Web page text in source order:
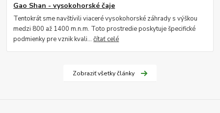
Gao Shan - vysokohorské čaje
Tentokrát sme navštívili viaceré vysokohorské záhrady s výškou
medzi 800 až 1400 m.n.m. Toto prostredie poskytuje špecifické
podmienky pre vznik kvali...čítať celé
Zobraziť všetky články